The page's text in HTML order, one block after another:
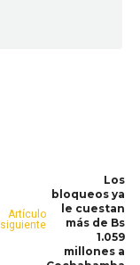
Artículo
siguiente
Los
bloqueos ya
le cuestan
más de Bs
1.059
millones a